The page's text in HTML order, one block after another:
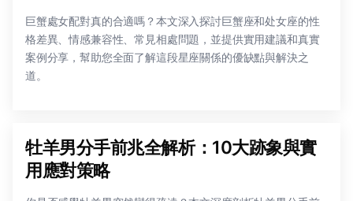
巨蟹處女配對真的合適嗎？本文深入探討巨蟹座和处女座的性
格差異、情感兼容性、常見相處問題，並提供實用建議和真實
案例分享，幫助您全面了解這段星座關係的優缺點與解決之
道。
牡羊男分手前兆全解析：10大跡象與實
用應對策略